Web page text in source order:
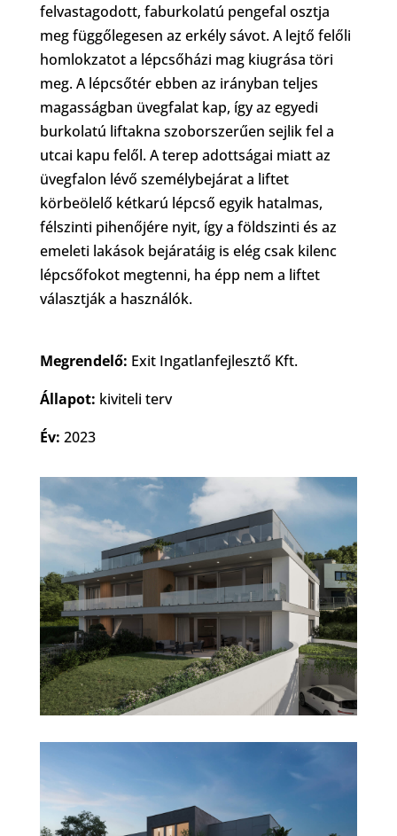
felvastagodott, faburkolatú pengefal osztja
meg függőlegesen az erkély sávot. A lejtő felőli
homlokzatot a lépcsőházi mag kiugrása töri
meg. A lépcsőtér ebben az irányban teljes
magasságban üvegfalat kap, így az egyedi
burkolatú liftakna szoborszerűen sejlik fel a
utcai kapu felől. A terep adottságai miatt az
üvegfalon lévő személybejárat a liftet
körbeölelő kétkarú lépcső egyik hatalmas,
félszinti pihenőjére nyit, így a földszinti és az
emeleti lakások bejáratáig is elég csak kilenc
lépcsőfokot megtenni, ha épp nem a liftet
választják a használók.
Megrendelő: Exit Ingatlanfejlesztő Kft.
Állapot: kiviteli terv
Év: 2023